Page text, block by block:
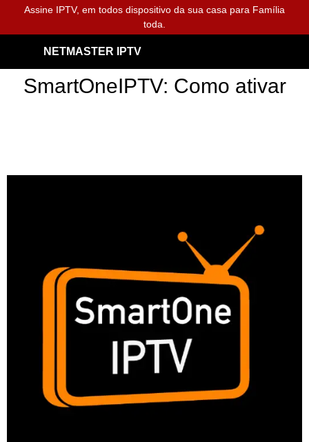
Assine IPTV, em todos dispositivo da sua casa para Família
toda.
NETMASTER IPTV
SmartOneIPTV: Como ativar